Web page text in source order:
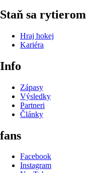
Staň sa rytierom
Hraj hokej
Kariéra
Info
Zápasy
Výsledky
Partneri
Články
fans
Facebook
Instagram